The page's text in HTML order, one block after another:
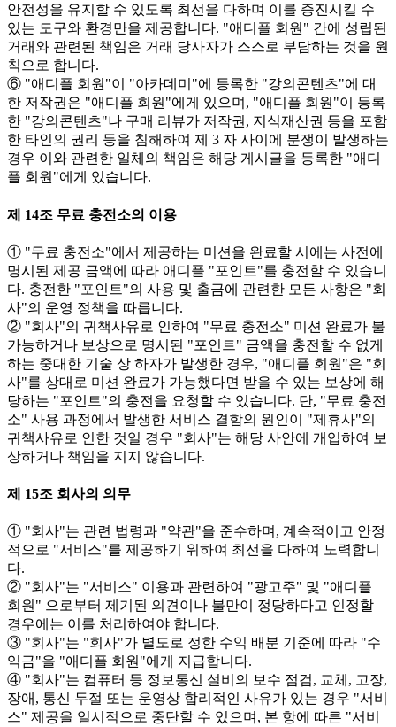
안전성을 유지할 수 있도록 최선을 다하며 이를 증진시킬 수
있는 도구와 환경만을 제공합니다. "애디플 회원" 간에 성립된
거래와 관련된 책임은 거래 당사자가 스스로 부담하는 것을 원
칙으로 합니다.
⑥ "애디플 회원"이 "아카데미"에 등록한 "강의콘텐츠"에 대
한 저작권은 "애디플 회원"에게 있으며, "애디플 회원"이 등록
한 "강의콘텐츠"나 구매 리뷰가 저작권, 지식재산권 등을 포함
한 타인의 권리 등을 침해하여 제 3 자 사이에 분쟁이 발생하는
경우 이와 관련한 일체의 책임은 해당 게시글을 등록한 "애디
플 회원"에게 있습니다.
제 14조 무료 충전소의 이용
① "무료 충전소"에서 제공하는 미션을 완료할 시에는 사전에
명시된 제공 금액에 따라 애디플 "포인트"를 충전할 수 있습니
다. 충전한 "포인트"의 사용 및 출금에 관련한 모든 사항은 "회
사"의 운영 정책을 따릅니다.
② "회사"의 귀책사유로 인하여 "무료 충전소" 미션 완료가 불
가능하거나 보상으로 명시된 "포인트" 금액을 충전할 수 없게
하는 중대한 기술 상 하자가 발생한 경우, "애디플 회원"은 "회
사"를 상대로 미션 완료가 가능했다면 받을 수 있는 보상에 해
당하는 "포인트"의 충전을 요청할 수 있습니다. 단, "무료 충전
소" 사용 과정에서 발생한 서비스 결함의 원인이 "제휴사"의
귀책사유로 인한 것일 경우 "회사"는 해당 사안에 개입하여 보
상하거나 책임을 지지 않습니다.
제 15조 회사의 의무
① "회사"는 관련 법령과 "약관"을 준수하며, 계속적이고 안정
적으로 "서비스"를 제공하기 위하여 최선을 다하여 노력합니
다.
② "회사"는 "서비스" 이용과 관련하여 "광고주" 및 "애디플
회원" 으로부터 제기된 의견이나 불만이 정당하다고 인정할
경우에는 이를 처리하여야 합니다.
③ "회사"는 "회사"가 별도로 정한 수익 배분 기준에 따라 "수
익금"을 "애디플 회원"에게 지급합니다.
④ "회사"는 컴퓨터 등 정보통신 설비의 보수 점검, 교체, 고장,
장애, 통신 두절 또는 운영상 합리적인 사유가 있는 경우 "서비
스" 제공을 일시적으로 중단할 수 있으며, 본 항에 따른 "서비